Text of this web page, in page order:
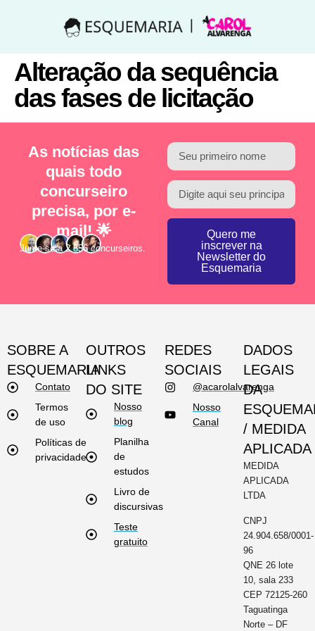
Alteração da sequência
das fases de licitação
As notícias das
quais todo
concurseiro
precisa, por e-
mail! 🌟
Junte-se a 2.856 concurseiros.
Quero me
inscrever na
Newsletter do
Esquemaria
SOBRE A
ESQUEMARIA
Contato
Termos
de uso
Políticas de
privacidade
OUTROS
LINKS
DO SITE
Nosso
blog
Planilha
de
estudos
Livro de
discursivas
Teste
gratuito
REDES
SOCIAIS
@acarolalvarenga
Nosso
Canal
DADOS
LEGAIS
DA
/ MEDIDA
APLICADA
MEDIDA
APLICADA
LTDA
CNPJ
24.904.658/0001-
96
QNE 26 lote
10, sala 233
CEP 72125-260
Taguatinga
Norte – DF